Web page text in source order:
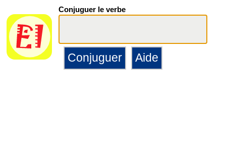
Conjuguer le verbe